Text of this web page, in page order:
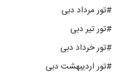
#تور مرداد دبی
#تور تیر دبی
#تور خرداد دبی
#تور اردیبهشت دبی